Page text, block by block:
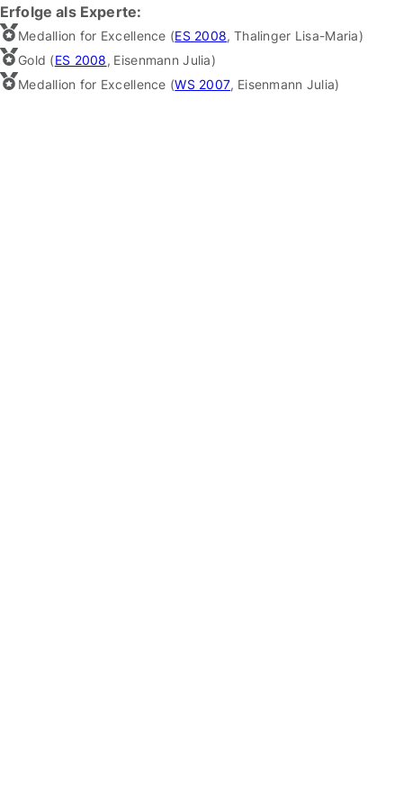
Erfolge als Experte:
Medallion for Excellence (ES 2008, Thalinger Lisa-Maria)
Gold (ES 2008, Eisenmann Julia)
Medallion for Excellence (WS 2007, Eisenmann Julia)